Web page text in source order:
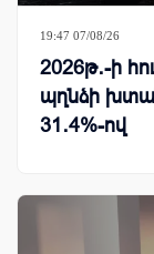
19:47 07/08/26
2026թ․-ի
պղնձի
31․4%-ով